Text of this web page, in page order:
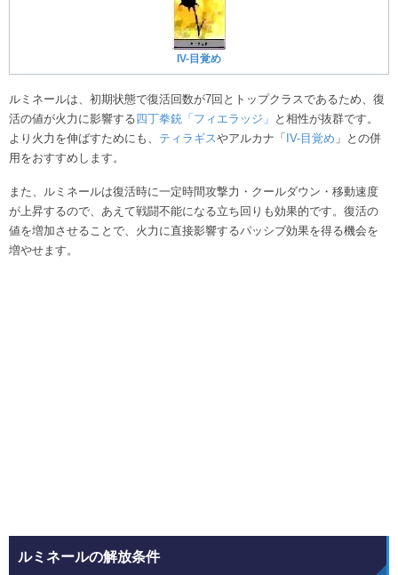
IV-目覚め
ルミネールは、初期状態で復活回数が7回とトップクラスであるため、復
活の値が火力に影響する 四丁拳銃「フィエラッジ」 と相性が抜群です。
より火力を伸ばすためにも、 ティラギスやアルカナ「 IV-目覚め 」との併
用をおすすめします。
また、ルミネールは復活時に一定時間攻撃力・クールダウン・移動速度
が上昇するので、あえて戦闘不能になる立ち回りも効果的です。復活の
値を増加させることで、火力に直接影響するパッシブ効果を得る機会を
増やせます。
ルミネールの解放条件